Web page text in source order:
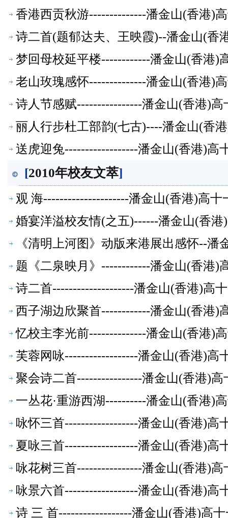
香港西贡秋游--------------潘金山(香港)
诗二首(题郁达夫、王映霞)--潘金山(香
梦回母校延平楼------------潘金山(香港)
老山玫瑰感怀--------------潘金山(香港)
诗人节感赋----------------潘金山(香港)
丽人行步杜工部韵(七古)----潘金山(香
送虎迎兔------------------潘金山(香港)高
[2010年校友文萃]
观 海---------------------潘金山(香港)高十
婚宴洋溢校友情(之五)------潘金山(香
《清明上河图》动版来港展出感怀--
题《二泉映月》------------潘金山(香港)
诗二首--------------------潘金山(香港)高
西子湖边欣聚首------------潘金山(香港)
忆校主李光前--------------潘金山(香港)
芙蓉网咏------------------潘金山(香港)高
聚会诗二首----------------潘金山(香港)
一丛花·重游西湖----------潘金山(香港)
咏怀三首------------------潘金山(香港)高
夏咏三首------------------潘金山(香港)高
咏花树三首----------------潘金山(香港)
咏景六首------------------潘金山(香港)高
诗 三 首------------------潘金山(香港)高